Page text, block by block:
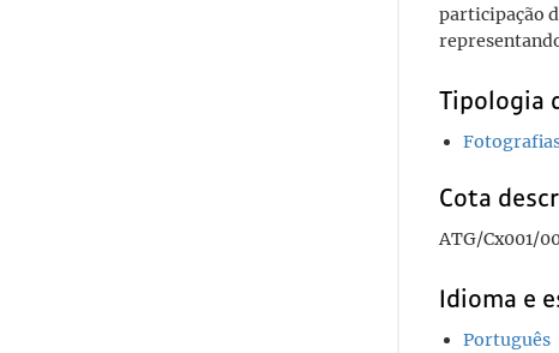
participação
Tipologia
Cota
ATG/Cx001/
Idioma e
Português